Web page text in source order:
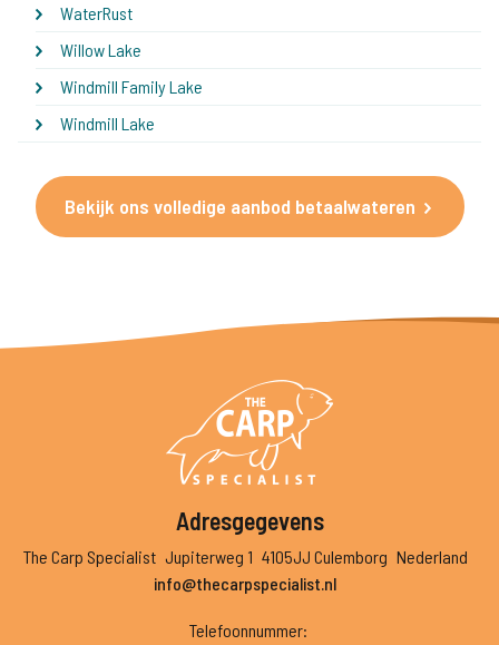
WaterRust
Willow Lake
Windmill Family Lake
Windmill Lake
Bekijk ons volledige aanbod betaalwateren
Adresgegevens
The Carp Specialist Jupiterweg 1 4105JJ Culemborg Nederland
info@thecarpspecialist.nl
Telefoonnummer: